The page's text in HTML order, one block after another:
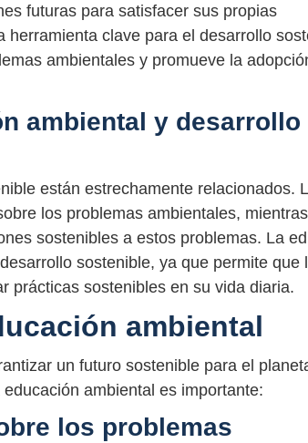
futuras para satisfacer sus propias
clave para el desarrollo
ambientales y promueve la
ambiental y desarrollo
están estrechamente relacionados.
los problemas ambientales,
sostenibles a estos problemas. La
sostenible, ya que permite que
prácticas sostenibles en su vida diaria.
ambiental
un futuro sostenible para el
ambiental es importante:
los problemas